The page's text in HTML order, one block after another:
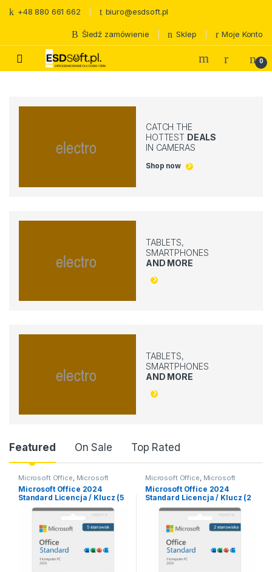
Skip to navigation
Skip to content
+48 880 661 662 biuro@esdsoft.pl
Śledź zamówienie Sklep Moje Konto
0
CATCH THE
HOTTEST DEALS
IN CAMERAS
Shop now
TABLETS,
SMARTPHONES
AND MORE
TABLETS,
SMARTPHONES
AND MORE
Product Carousel Tabs
Featured On Sale Top Rated
Microsoft Office, Microsoft
Office 2024 ,Microsoft Office
2024 MacOS,Office dla MacOS
Microsoft Office 2024
Standard Licencja / Klucz (5
stanowisk)
Microsoft Office, Microsoft
Office 2024 ,Microsoft Office
2024 MacOS,Microsoft Office
2024 macOS,Office dla MacOS
Microsoft Office 2024
Standard Licencja / Klucz (2
stanowiska)